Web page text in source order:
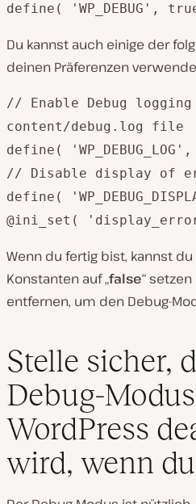
define( 'WP_DEBUG',
Du kannst auch einige der
deinen Präferenzen
// Enable Debug
content/debug.log file
define(
// Disable display of
define(
@ini_set(
Wenn du fertig bist, kannst
Konstanten auf „false“
entfernen, um den Debug-
Stelle sicher,
Debug-
WordPress
wird, wenn